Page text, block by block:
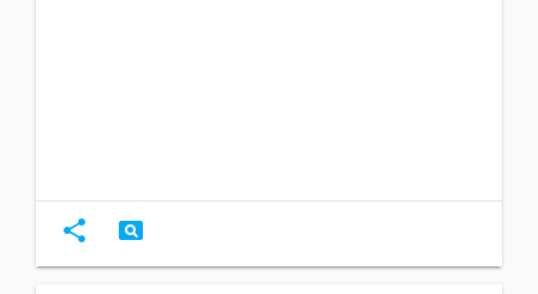
share pageview